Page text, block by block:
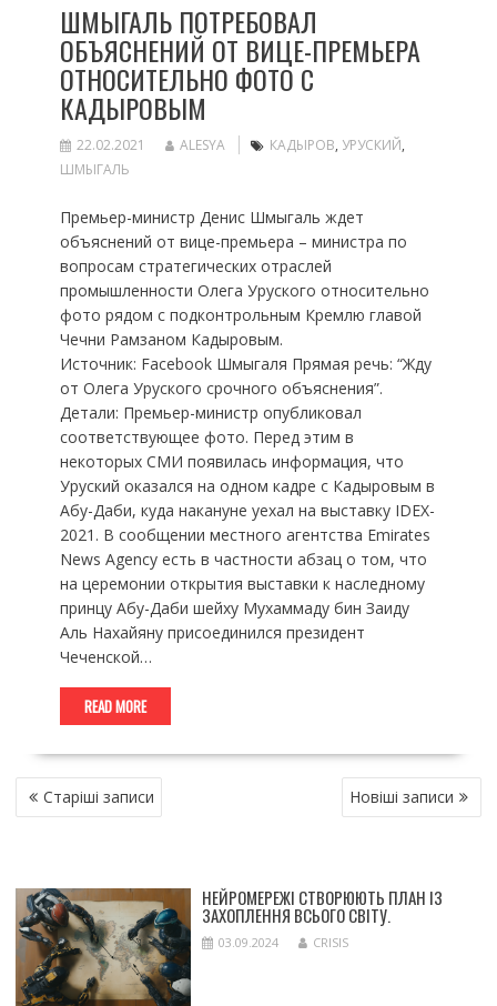
ШМЫГАЛЬ ПОТРЕБОВАЛ
ОБЪЯСНЕНИЙ ОТ ВИЦЕ-ПРЕМЬЕРА
ОТНОСИТЕЛЬНО ФОТО С
КАДЫРОВЫМ
22.02.2021 ALESYA КАДЫРОВ, УРУСКИЙ,
ШМЫГАЛЬ
Премьер-министр Денис Шмыгаль ждет
объяснений от вице-премьера – министра по
вопросам стратегических отраслей
промышленности Олега Уруского относительно
фото рядом с подконтрольным Кремлю главой
Чечни Рамзаном Кадыровым.
Источник: Facebook Шмыгаля Прямая речь: “Жду
от Олега Уруского срочного объяснения”.
Детали: Премьер-министр опубликовал
соответствующее фото. Перед этим в
некоторых СМИ появилась информация, что
Уруский оказался на одном кадре с Кадыровым в
Абу-Даби, куда накануне уехал на выставку IDEX-
2021. В сообщении местного агентства Emirates
News Agency есть в частности абзац о том, что
на церемонии открытия выставки к наследному
принцу Абу-Даби шейху Мухаммаду бин Заиду
Аль Нахайяну присоединился президент
Чеченской…
READ MORE
НАВІГАЦІЯ
ЗА Старіші записи Новіші записи
НЕЙРОМЕРЕЖІ СТВОРЮЮТЬ ПЛАН ІЗ
ЗАХОПЛЕННЯ ВСЬОГО СВІТУ.
03.09.2024 CRISIS